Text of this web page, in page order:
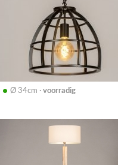
• Ø 34cm · voorradig